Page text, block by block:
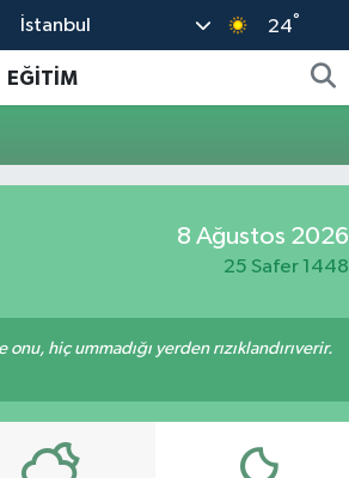
İstanbul 24°
EĞİTİM
8 Ağustos 2026
25 Safer 1448
hiç ummadığı yerden rızıklandırıverir.